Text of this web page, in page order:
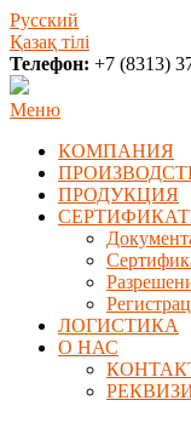
Русский
Қазақ тілі
Телефон: +7 (8313)
Меню
КОМПАНИЯ
ПРОДУКЦИЯ
ЛОГИСТИКА
О НАС